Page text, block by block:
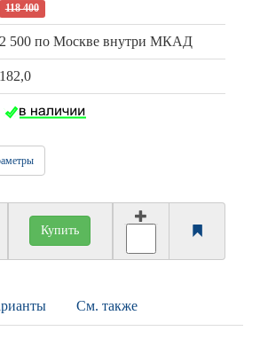
118 400
2 500 по Москве внутри МКАД
182,0
Купить
См. также